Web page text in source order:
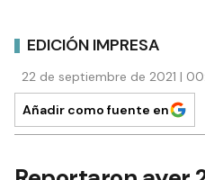
EDICIÓN IMPRESA
22 de septiembre de 2021 |
Añadir como fuente en